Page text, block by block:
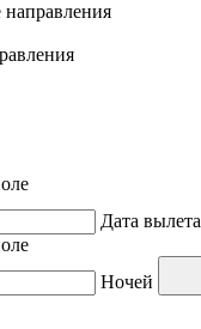
Дата вылета
Ночей